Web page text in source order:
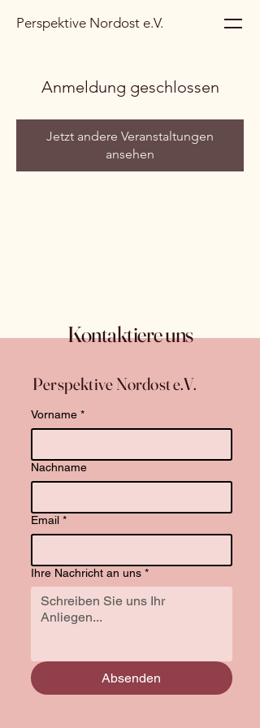
Perspektive Nordost e.V.
Anmeldung geschlossen
Jetzt andere Veranstaltungen
ansehen
Perspektive Nordost e.V.
Vorname *
Nachname
Email *
Ihre Nachricht an uns *
Absenden
Kontaktiere uns